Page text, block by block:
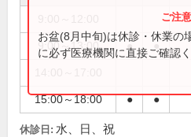
9:00～13:00 ● ●
15:00～18:00 ● ●
お盆(8月中旬)は休診・休業の
に必ず医療機関に直接ご確認く
休診日: 水、日、祝